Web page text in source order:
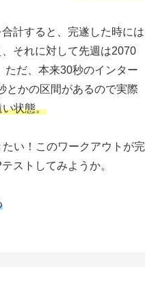
計すると、完遂した時には
それに対して先週は2070
ただ、本来30秒のインター
とかの区間があるので実際
い状態。
い！このワークアウトが完
ストしてみようか。